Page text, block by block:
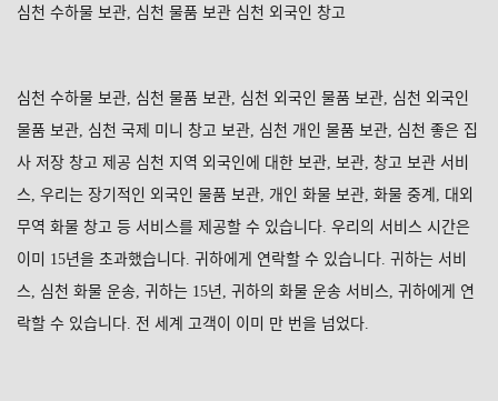
심천 수하물 보관 심천 물품 보관 심천 외국인 창고
심천 수하물 보관 심천 물품 보관 심천 외국인 물품 보관 심천 외국인
물품 보관 심천 국제 미니 창고 보관 심천 개인 물품 보관 심천 좋은 집
사 저장 창고 제공 심천 지역 외국인에 대한 보관 보관 창고 보관 서비
스 우리는 장기적인 외국인 물품 보관 개인 화물 보관 화물 중계 대외
무역 화물 창고 등 서비스를 제공할 수 있습니다 우리의 서비스 시간은
이미 15년을 초과했습니다 귀하에게 연락할 수 있습니다 귀하는 서비
스 심천 화물 운송 귀하는 15년 귀하의 화물 운송 서비스 귀하에게 연
락할 수 있습니다 전 세계 고객이 이미 만 번을 넘었다